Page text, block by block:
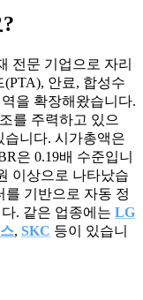
전문 기업으로 자리
안료, 합성수
을 확장해왔습니다.
를 주력하고 있으
습니다. 시가총액은
은 0.19배 수준입니
이상으로 나타났습
를 기반으로 자동 정
. 같은 업종에는 LG
, SKC 등이 있습니